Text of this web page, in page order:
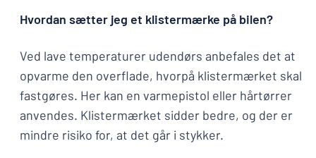
Hvordan sætter jeg et klistermærke på bilen?
Ved lave temperaturer udendørs anbefales det at
opvarme den overflade, hvorpå klistermærket skal
fastgøres. Her kan en varmepistol eller hårtørrer
anvendes. Klistermærket sidder bedre, og der er
mindre risiko for, at det går i stykker.